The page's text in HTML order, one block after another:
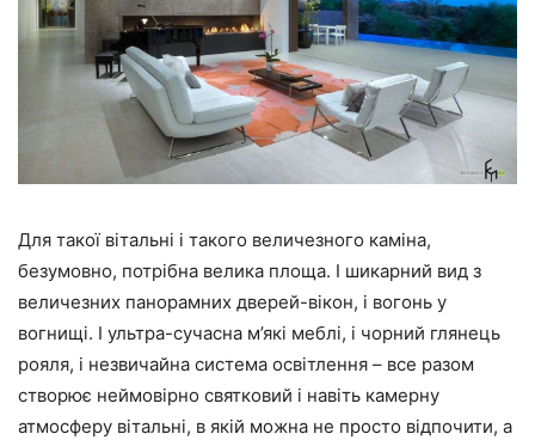
Для такої вітальні і такого величезного каміна,
безумовно, потрібна велика площа. І шикарний вид з
величезних панорамних дверей-вікон, і вогонь у
вогнищі. І ультра-сучасна м’які меблі, і чорний глянець
рояля, і незвичайна система освітлення – все разом
створює неймовірно святковий і навіть камерну
атмосферу вітальні, в якій можна не просто відпочити, а